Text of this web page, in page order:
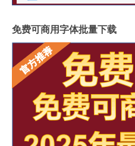
免费可商用字体批量下载